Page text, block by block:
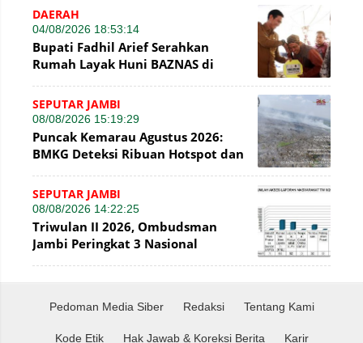
DAERAH
04/08/2026 18:53:14
Bupati Fadhil Arief Serahkan
Rumah Layak Huni BAZNAS di
SEPUTAR JAMBI
08/08/2026 15:19:29
Puncak Kemarau Agustus 2026:
BMKG Deteksi Ribuan Hotspot dan
SEPUTAR JAMBI
08/08/2026 14:22:25
Triwulan II 2026, Ombudsman
Jambi Peringkat 3 Nasional
Pedoman Media Siber Redaksi Tentang Kami
Kode Etik Hak Jawab & Koreksi Berita Karir